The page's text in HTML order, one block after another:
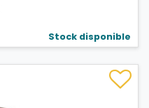
Stock disponible